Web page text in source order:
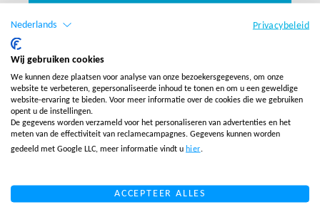
Nederlands Privacybeleid
Wij gebruiken cookies
We kunnen deze plaatsen voor analyse van onze bezoekersgegevens, om onze
website te verbeteren, gepersonaliseerde inhoud te tonen en om u een geweldige
website-ervaring te bieden. Voor meer informatie over de cookies die we gebruiken
opent u de instellingen.
De gegevens worden verzameld voor het personaliseren van advertenties en het
meten van de effectiviteit van reclamecampagnes. Gegevens kunnen worden
gedeeld met Google LLC, meer informatie vindt u hier.
ACCEPTEER ALLES